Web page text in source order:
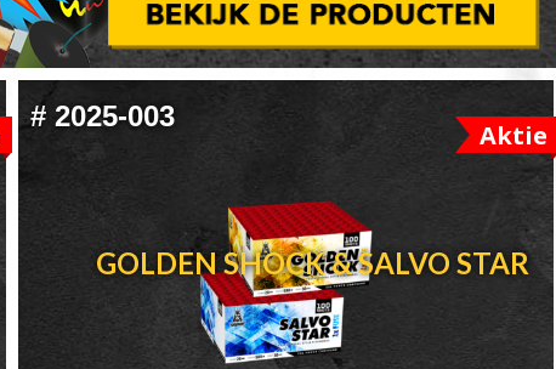
#2025-003
Aktie
GOLDEN SHOCK & SALVO STAR